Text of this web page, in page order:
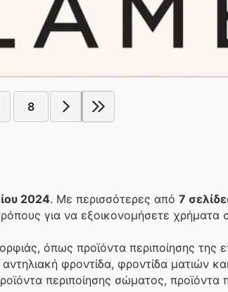
8
2024 . Με περισσότερες από 7
για να εξοικονομήσετε χρήματα
όπως προϊόντα περιποίησης της
φροντίδα, φροντίδα ματιών
περιποίησης σώματος, προϊόντα